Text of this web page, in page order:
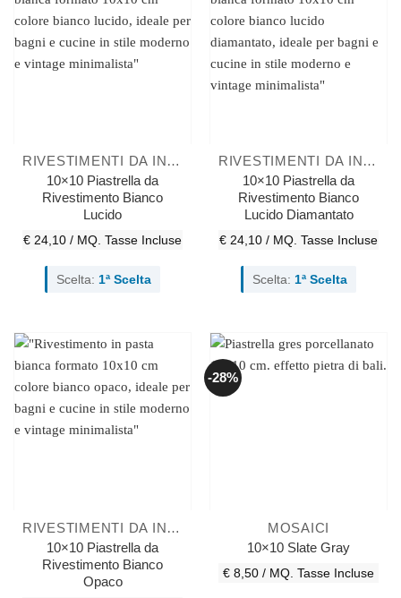
RIVESTIMENTI DA INTERNO
10×10 Piastrella da
Rivestimento Bianco
Lucido
€ 24,10 / MQ. Tasse Incluse
Scelta: 1ª Scelta
RIVESTIMENTI DA INTERNO
10×10 Piastrella da
Rivestimento Bianco
Lucido Diamantato
€ 24,10 / MQ. Tasse Incluse
Scelta: 1ª Scelta
RIVESTIMENTI DA INTERNO
10×10 Piastrella da
Rivestimento Bianco
Opaco
-28%
MOSAICI
10×10 Slate Gray
€ 8,50 / MQ. Tasse Incluse